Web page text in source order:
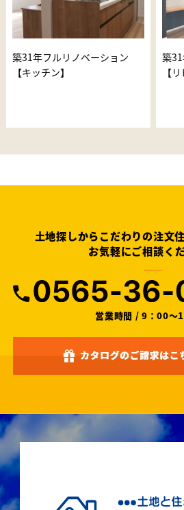
築31年フルリノベーション
【キッチン】
築
【
土地探しからこだわりの注文
お気軽にご相談く
営業時間 / 9：00～